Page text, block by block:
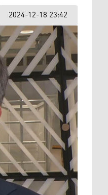
2024-12-18 23:42